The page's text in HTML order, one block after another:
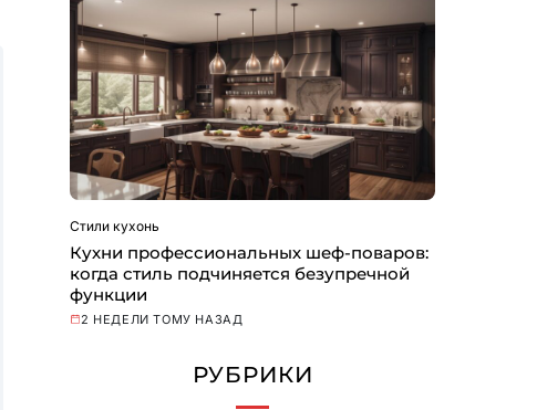
Стили кухонь
Кухни профессиональных шеф-поваров:
когда стиль подчиняется безупречной
функции
2 НЕДЕЛИ ТОМУ НАЗАД
РУБРИКИ